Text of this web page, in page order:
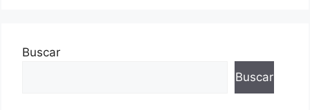
Buscar
Buscar